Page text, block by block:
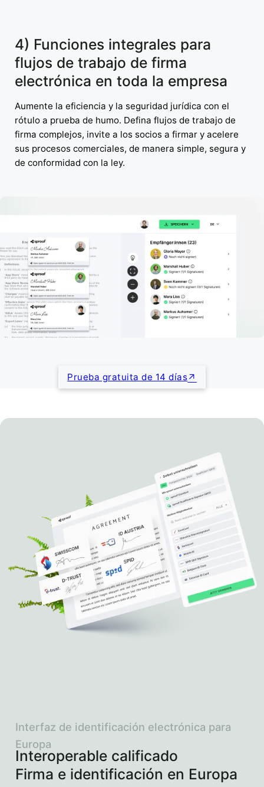
4) Funciones integrales para
flujos de trabajo de firma
electrónica en toda la empresa
Aumente la eficiencia y la seguridad jurídica con el
rótulo a prueba de humo. Defina flujos de trabajo de
firma complejos, invite a los socios a firmar y acelere
sus procesos comerciales, de manera simple, segura y
de conformidad con la ley.
Prueba gratuita de 14 días
Interoperable calificado
Firma e identificación en Europa
Interfaz de identificación electrónica para
Europa